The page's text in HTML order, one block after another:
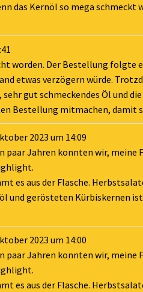
das Kernöl so mega
worden. Der Bestellung folgte
etwas verzögern würde.
gut schmeckendes Öl und
Bestellung mitmachen, damit
2023 um 14:09
Jahren konnten wir, meine
es aus der Flasche.
und gerösteten Kürbiskernen
2023 um 14:00
Jahren konnten wir, meine
es aus der Flasche.